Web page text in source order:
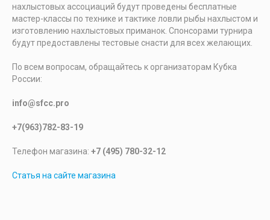
нахлыстовых ассоциаций будут проведены бесплатные
мастер-классы по технике и тактике ловли рыбы нахлыстом и
изготовлению нахлыстовых приманок. Спонсорами турнира
будут предоставлены тестовые снасти для всех желающих.
По всем вопросам, обращайтесь к организаторам Кубка
России:
info@sfcc.pro
+7(963)782-83-19
Телефон магазина: +7 (495) 780-32-12
Статья на сайте магазина